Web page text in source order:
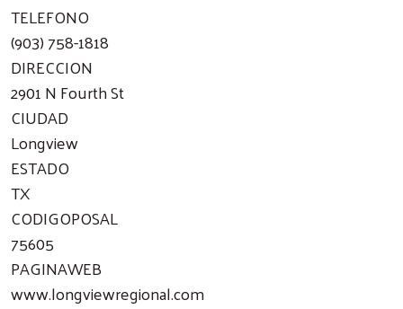
TELEFONO
(903) 758-1818
DIRECCION
2901 N Fourth St
CIUDAD
Longview
ESTADO
TX
CODIGOPOSAL
75605
PAGINAWEB
www.longviewregional.com